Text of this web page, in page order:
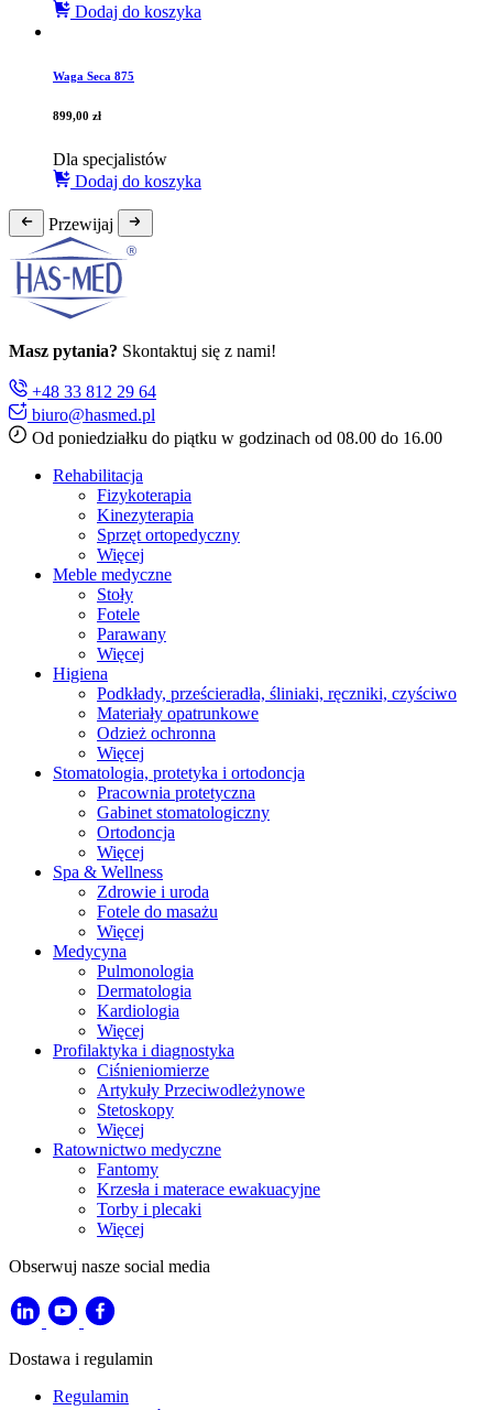
Dodaj do koszyka
Waga Seca 875
899,00 zł
Dla specjalistów
Dodaj do koszyka
Przewijaj
Masz pytania? Skontaktuj się z nami!
+48 33 812 29 64
biuro@hasmed.pl
Od poniedziałku do piątku w godzinach od 08.00 do 16.00
Rehabilitacja
Fizykoterapia
Kinezyterapia
Sprzęt ortopedyczny
Więcej
Meble medyczne
Stoły
Fotele
Parawany
Więcej
Higiena
Podkłady, prześcieradła, śliniaki, ręczniki, czyściwo
Materiały opatrunkowe
Odzież ochronna
Więcej
Stomatologia, protetyka i ortodoncja
Pracownia protetyczna
Gabinet stomatologiczny
Ortodoncja
Więcej
Spa & Wellness
Zdrowie i uroda
Fotele do masażu
Więcej
Medycyna
Pulmonologia
Dermatologia
Kardiologia
Więcej
Profilaktyka i diagnostyka
Ciśnieniomierze
Artykuły Przeciwodleżynowe
Stetoskopy
Więcej
Ratownictwo medyczne
Fantomy
Krzesła i materace ewakuacyjne
Torby i plecaki
Więcej
Obserwuj nasze social media
Dostawa i regulamin
Regulamin